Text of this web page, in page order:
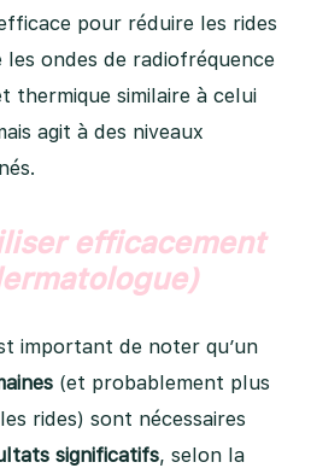
pour réduire les rides
ondes de radiofréquence
thermique similaire à celui
agit à des niveaux
efficacement
important de noter qu’un
(et probablement plus
rides) sont nécessaires
significatifs, selon la